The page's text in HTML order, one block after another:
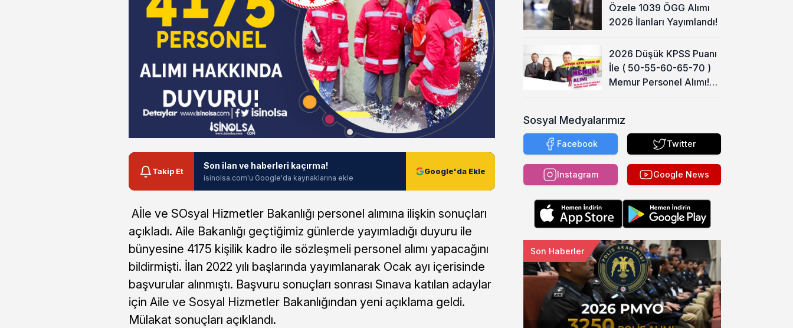
Takip Et
Son ilan ve haberleri kaçırma!
isinolsa.com'u Google'da kaynaklarına ekle
Google'da Ekle
Aİle ve SOsyal Hizmetler Bakanlığı personel alımına ilişkin sonuçları
açıkladı. Aile Bakanlığı geçtiğimiz günlerde yayımladığı duyuru ile
bünyesine 4175 kişilik kadro ile sözleşmeli personel alımı yapacağını
bildirmişti. İlan 2022 yılı başlarında yayımlanarak Ocak ayı içerisinde
başvurular alınmıştı. Başvuru sonuçları sonrası Sınava katılan adaylar
için Aile ve Sosyal Hizmetler Bakanlığından yeni açıklama geldi.
Mülakat sonuçları açıklandı.
Özele 1039 ÖGG Alımı
2026 İlanları Yayımlandı!
2026 Düşük KPSS Puanı
İle ( 50-55-60-65-70 )
Memur Personel Alımı!
Sosyal Medyalarımız
Facebook Twitter
Instagram Google News
Son Haberler